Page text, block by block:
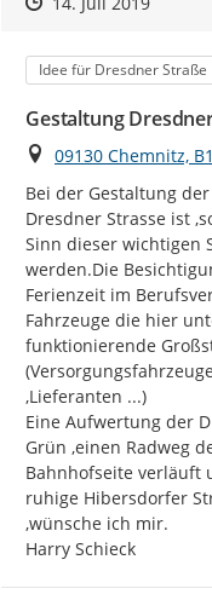
Kategorie
Idee für Dresdner Straße
Gestaltung
Ort
09130 Chemnitz,
Bei der Gestaltung
Dresdner Strasse ist
Sinn dieser wichtigen
werden.Die
Ferienzeit im
Fahrzeuge die hier
funktionierende
,Lieferanten ...)
Eine Aufwertung der
Grün ,einen Radweg
Bahnhofseite verläuft
ruhige Hibersdorfer
,wünsche ich mir.
Harry Schieck